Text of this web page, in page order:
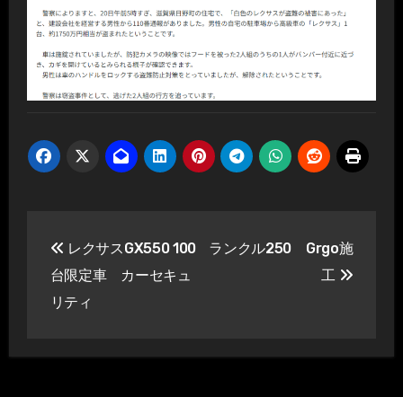
稿
ナ
レクサスGX550 100
台限定車 カーセキュ
リティ
ランクル250 Grgo施
工